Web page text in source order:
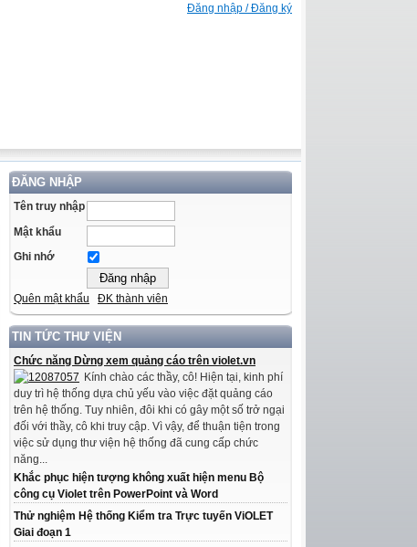
Đăng nhập / Đăng ký
ĐĂNG NHẬP
Tên truy nhập
Mật khẩu
Ghi nhớ
Quên mật khẩu ĐK thành viên
TIN TỨC THƯ VIỆN
Chức năng Dừng xem quảng cáo trên violet.vn
Kính chào các thầy, cô! Hiện tại, kinh phí
duy trì hệ thống dựa chủ yếu vào việc đặt quảng cáo
trên hệ thống. Tuy nhiên, đôi khi có gây một số trở ngại
đối với thầy, cô khi truy cập. Vì vậy, để thuận tiện trong
việc sử dụng thư viện hệ thống đã cung cấp chức
năng...
Khắc phục hiện tượng không xuất hiện menu Bộ
công cụ Violet trên PowerPoint và Word
Thử nghiệm Hệ thống Kiểm tra Trực tuyến ViOLET
Giai đoạn 1